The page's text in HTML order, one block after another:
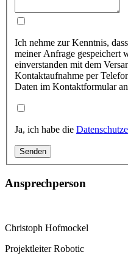
Ich nehme zur Kenntnis,
meiner Anfrage gespeichert
einverstanden mit dem
Kontaktaufnahme per
Daten im Kontaktformular
Ja, ich habe die
Ansprechperson
Christoph Hofmockel
Projektleiter Robotic